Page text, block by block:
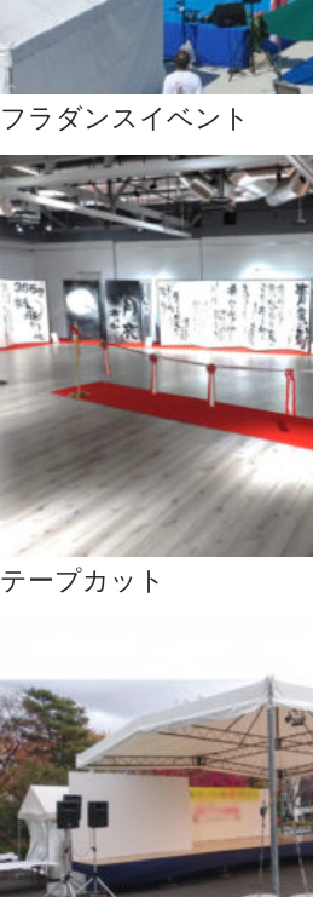
フラダンスイベント
テープカット